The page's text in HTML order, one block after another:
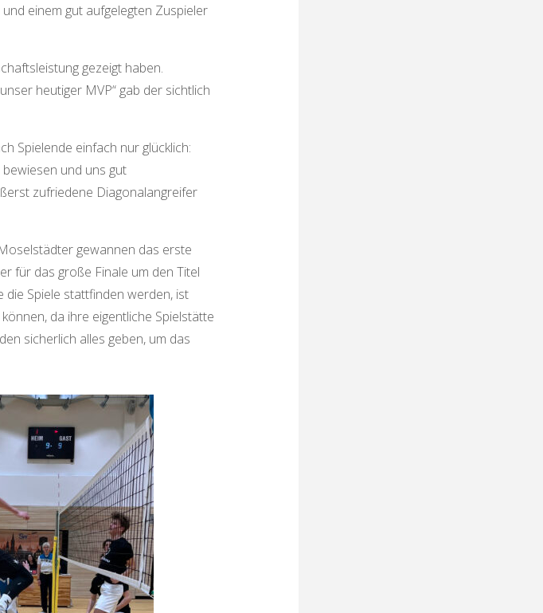
einem gut aufgelegten Zuspieler
gezeigt haben.
heutiger MVP“ gab der sichtlich
Spielende einfach nur glücklich:
und uns gut
zufriedene Diagonalangreifer
gewannen das erste
für das große Finale um den Titel
die Spiele stattfinden werden, ist
da ihre eigentliche Spielstätte
sicherlich alles geben, um das